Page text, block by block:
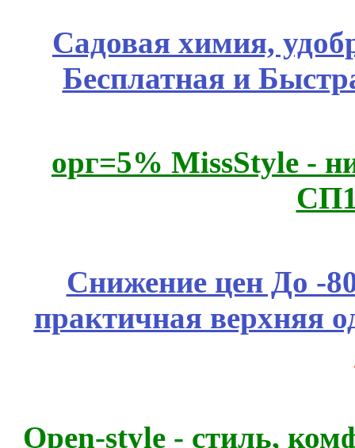
Садовая химия,
Бесплатная и
орг=5% MissStyle -
Снижение цен До -
практичная верхняя
Open-style - стиль,